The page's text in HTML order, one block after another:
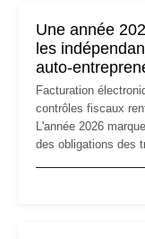
Une année
les
auto-
Facturation
contrôles fiscaux
L'année 2026
des obligations des
les auto-